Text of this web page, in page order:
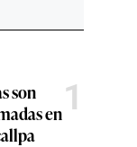
son
en1